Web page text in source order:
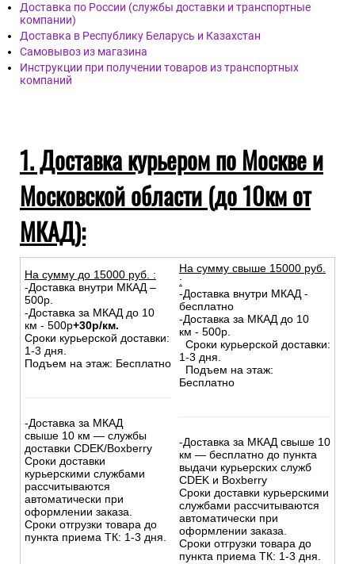
Доставка по России (службы доставки и транспортные
компании)
Доставка в Республику Беларусь и Казахстан
Самовывоз из магазина
Инструкции при получении товаров из транспортных
компаний
1. Доставка курьером по Москве и
Московской области (до 10км от
МКАД):
На сумму до 15000 руб. :
-Доставка внутри МКАД –
500р.
-Доставка за МКАД до 10
км - 500р+30р/км.
Сроки курьерской доставки:
1-3 дня.
Подъем на этаж: Бесплатно
-Доставка за МКАД
свыше 10 км — службы
доставки CDEK/Boxberry
Сроки доставки
курьерскими службами
рассчитываются
автоматически при
оформлении заказа.
Сроки отгрузки товара до
пункта приема ТК: 1-3 дня.
На сумму свыше 15000 руб.
:
-Доставка внутри МКАД -
бесплатно
-Доставка за МКАД до 10
км - 500р.
Сроки курьерской доставки:
1-3 дня.
Подъем на этаж:
Бесплатно
-Доставка за МКАД свыше 10
км — бесплатно до пункта
выдачи курьерских служб
CDEK и Boxberry
Сроки доставки курьерскими
службами рассчитываются
автоматически при
оформлении заказа.
Сроки отгрузки товара до
пункта приема ТК: 1-3 дня.